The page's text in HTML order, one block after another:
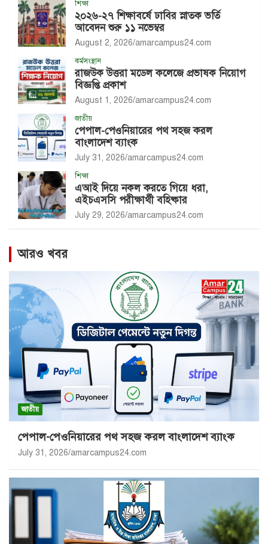
শিক্ষা
২০২৬-২৭ শিক্ষাবর্ষে ঢাবির স্নাতক ভর্তি
আবেদন শুরু ১১ নভেম্বর
August 2, 2026 amarcampus24.com
কর্মসংস্থান
রাজউক উত্তরা মডেল কলেজে প্রভাষক নিয়োগ
বিজ্ঞপ্তি প্রকাশ
August 1, 2026 amarcampus24.com
জাতীয়
পেপাল-পেওনিয়ারের পথ সহজ করল
বাংলাদেশ ব্যাংক
July 31, 2026 amarcampus24.com
শিক্ষা
এআই দিয়ে নকল করতে গিয়ে ধরা,
এইচএসসি পরীক্ষার্থী বহিষ্কার
July 29, 2026 amarcampus24.com
আরও খবর
জাতীয়
পেপাল-পেওনিয়ারের পথ সহজ করল বাংলাদেশ ব্যাংক
July 31, 2026 amarcampus24.com